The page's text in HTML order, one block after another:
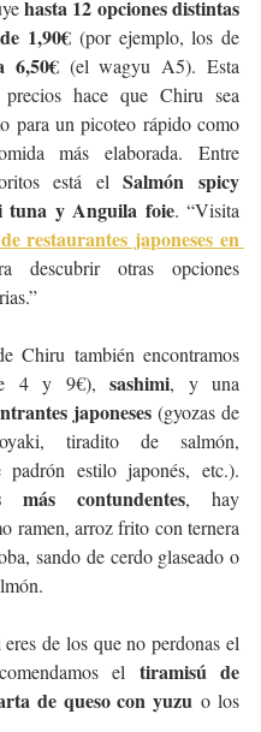
hasta 12 opciones distintas
1,90€ (por ejemplo, los de
6,50€ (el wagyu A5). Esta
hace que Chiru sea
para un picoteo rápido como
más elaborada. Entre
está el Salmón spicy
tuna y Anguila foie. “Visita
restaurantes japoneses en
descubrir otras opciones
4 y 9€), sashimi, y una
japoneses (gyozas de
tiradito de salmón,
padrón estilo japonés, etc.).
más contundentes, hay
ramen, arroz frito con ternera
sando de cerdo glaseado o
de los que no perdonas el
el tiramisú de
de queso con yuzu